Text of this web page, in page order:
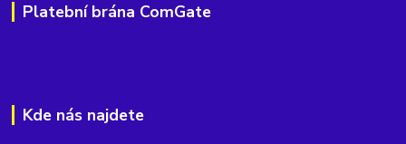
Platební brána ComGate
Kde nás najdete